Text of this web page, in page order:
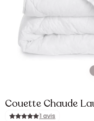
Couette Chaude
1 avis